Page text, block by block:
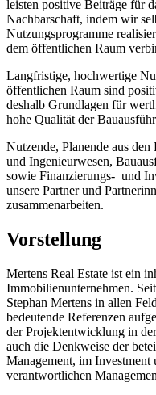
leisten positive Beiträge für
Nachbarschaft, indem wir
Nutzungsprogramme
dem öffentlichen Raum
Langfristige, hochwertige
öffentlichen Raum sind
deshalb Grundlagen für
hohe Qualität der
Nutzende, Planende aus
und Ingenieurwesen,
sowie Finanzierungs- und
unsere Partner und
zusammenarbeiten.
Vorstellung
Mertens Real Estate ist ein
Immobilienunternehmen.
Stephan Mertens in allen
bedeutende Referenzen
der Projektentwicklung in
auch die Denkweise der
Management, im
verantwortlichen